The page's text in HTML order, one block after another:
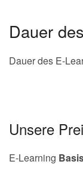
Dauer
Dauer des E-
Unsere
E-Learning